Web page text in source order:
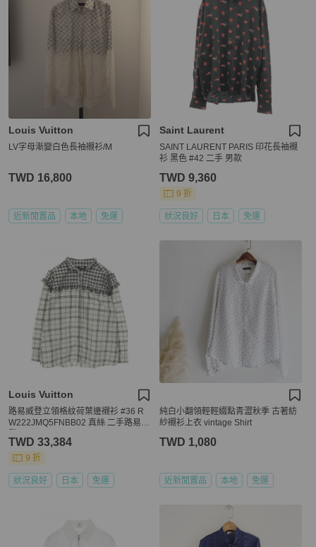
Louis Vuitton
LV字母漸變白色長袖襯衫/M
TWD 16,800
近新閒置品 本地 免運
Saint Laurent
SAINT LAURENT PARIS 印花長袖襯
衫 黑色 #42 二手 男款
TWD 9,360
9 折
狀況良好 日本 免運
Louis Vuitton
路易威登立領格紋荷葉邊襯衫 #36 R
W222JMQ5FNBB02 真絲 二手路易威
TWD 33,384
9 折
狀況良好 日本 免運
純白小翻領輕輕綴點青澀秋季 古著紡
紗襯衫上衣 vintage Shirt
TWD 1,080
近新閒置品 本地 免運